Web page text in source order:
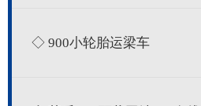
◇ 900小轮胎运梁车